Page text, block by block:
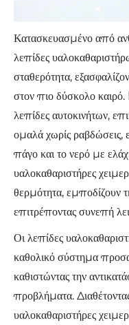
Κατασκευασμένο από
λεπίδες
σταθερότητα,
στον πιο δύσκολο
λεπίδες αυτοκινήτων,
ομαλά χωρίς ραβδώσεις,
πάγο και το νερό με
υαλοκαθαριστήρες
θερμότητα, εμποδίζουν
επιτρέποντας συνεπή
Οι λεπίδες
καθολικό σύστημα
καθιστώντας την
προβλήματα.
υαλοκαθαριστήρες